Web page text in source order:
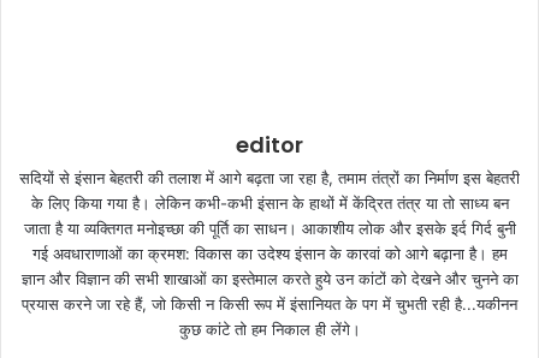
editor
सदियों से इंसान बेहतरी की तलाश में आगे बढ़ता जा रहा है, तमाम तंत्रों का निर्माण इस बेहतरी
के लिए किया गया है। लेकिन कभी-कभी इंसान के हाथों में केंद्रित तंत्र या तो साध्य बन
जाता है या व्यक्तिगत मनोइच्छा की पूर्ति का साधन। आकाशीय लोक और इसके इर्द गिर्द बुनी
गई अवधाराणाओं का क्रमश: विकास का उदेश्य इंसान के कारवां को आगे बढ़ाना है। हम
ज्ञान और विज्ञान की सभी शाखाओं का इस्तेमाल करते हुये उन कांटों को देखने और चुनने का
प्रयास करने जा रहे हैं, जो किसी न किसी रूप में इंसानियत के पग में चुभती रही है...यकीनन
कुछ कांटे तो हम निकाल ही लेंगे।